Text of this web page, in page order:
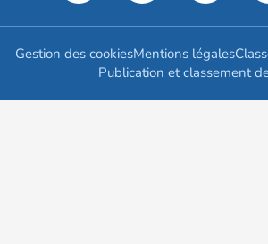
Gestion des cookiesMentions légales
Publication et classement